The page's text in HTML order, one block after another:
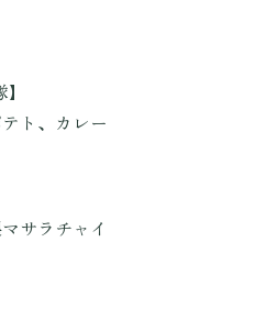
ト、カレー
サラチャイ